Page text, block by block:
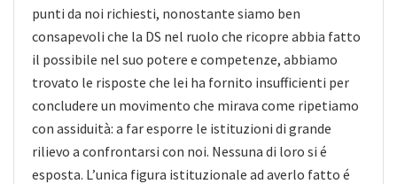
punti da noi richiesti, nonostante siamo ben
consapevoli che la DS nel ruolo che ricopre abbia fatto
il possibile nel suo potere e competenze, abbiamo
trovato le risposte che lei ha fornito insufficienti per
concludere un movimento che mirava come ripetiamo
con assiduità: a far esporre le istituzioni di grande
rilievo a confrontarsi con noi. Nessuna di loro si é
esposta. L’unica figura istituzionale ad averlo fatto é